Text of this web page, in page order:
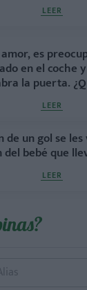
LEER
es
en el coche
la puerta.
LEER
de un gol se
del bebé que
LEER